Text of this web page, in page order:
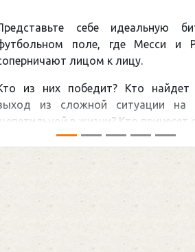
себе идеальную битву на
поле, где Месси и Роналду
лицом к лицу.
победит? Кто найдет верный
сложной ситуации на поле и
в жизни? Кто принесет своей ...